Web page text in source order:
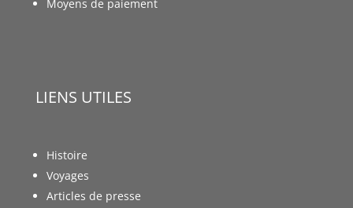
Moyens de paiement
LIENS UTILES
Histoire
Voyages
Articles de presse